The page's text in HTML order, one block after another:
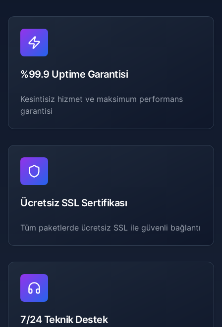
%99.9 Uptime Garantisi
Kesintisiz hizmet ve maksimum performans
garantisi
Ücretsiz SSL Sertifikası
Tüm paketlerde ücretsiz SSL ile güvenli bağlantı
7/24 Teknik Destek